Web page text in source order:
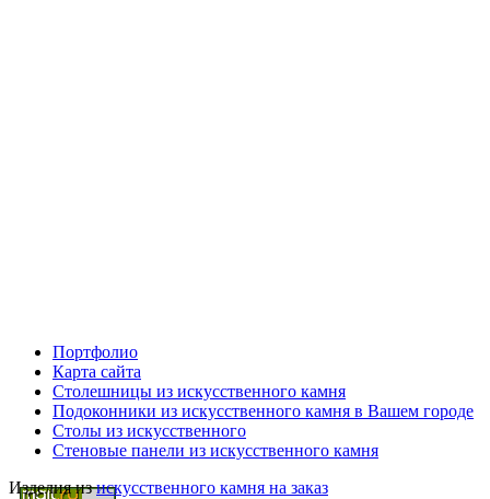
Портфолио
Карта сайта
Столешницы из искусственного камня
Подоконники из искусственного камня в Вашем городе
Столы из искусственного
Стеновые панели из искусственного камня
Изделия изискусственного камня на заказ